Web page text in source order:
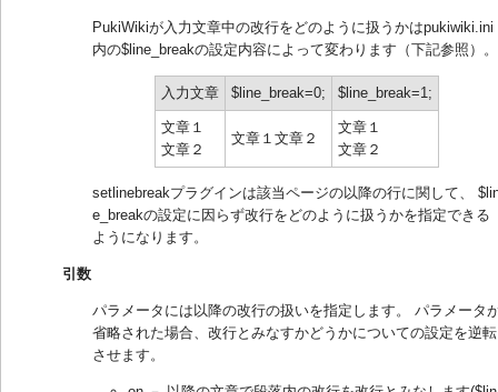
PukiWikiが入力文章中の改行をどのように扱うかはpukiwiki.ini
内の$line_breakの設定内容によって変わります（下記参照）。
入力文章 $line_break=0; $line_break=1;
文章１
文章２
文章１文章２
文章１
文章２
setlinebreakプラグインは該当ページの以降の行に関して、
e_breakの設定に因らず改行をどのように扱うかを指定できる
ようになります。
引数
パラメータには以降の改行の扱いを指定します。 パラメータ
省略された場合、改行とみなすかどうかについての設定を逆転
させます。